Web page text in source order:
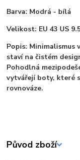
Barva: Modrá - bílá
Velikost: EU 43 US
Popis: Minimalismus
staví na čistém
Pohodlná
vytvářejí boty, které
rovnováze.
Původ zboží